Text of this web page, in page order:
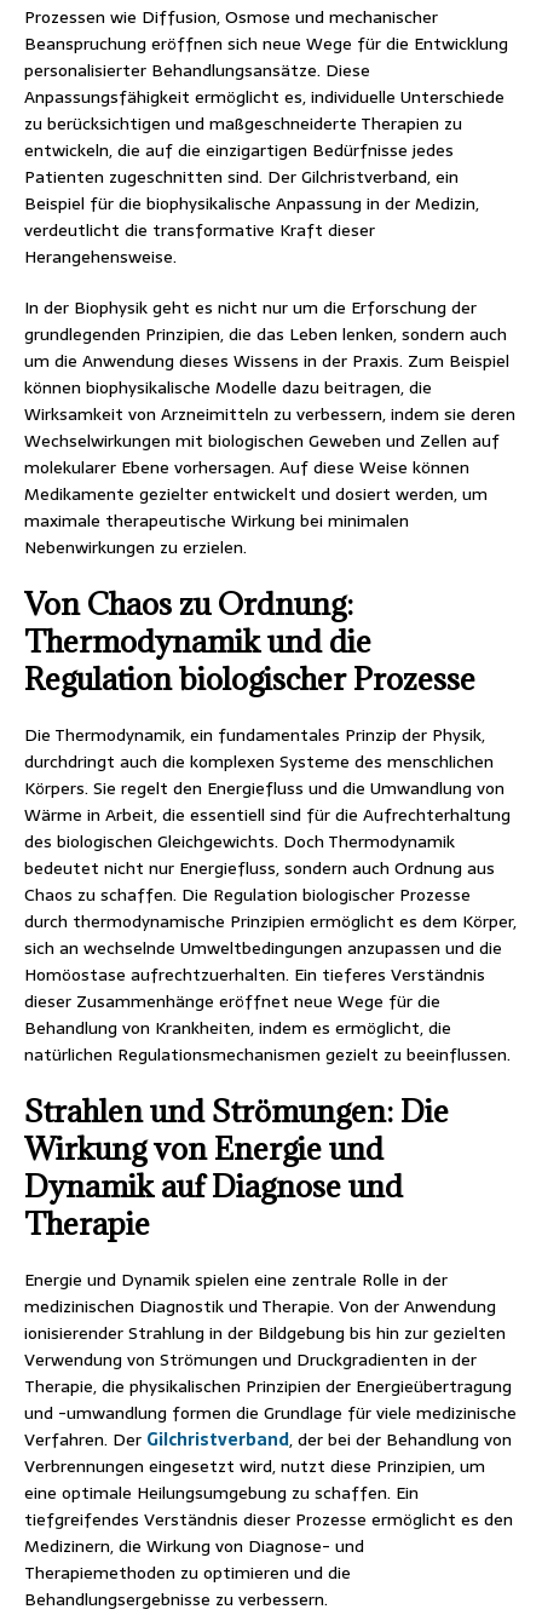
Prozessen wie Diffusion, Osmose und mechanischer
Beanspruchung eröffnen sich neue Wege für die Entwicklung
personalisierter Behandlungsansätze. Diese
Anpassungsfähigkeit ermöglicht es, individuelle Unterschiede
zu berücksichtigen und maßgeschneiderte Therapien zu
entwickeln, die auf die einzigartigen Bedürfnisse jedes
Patienten zugeschnitten sind. Der Gilchristverband, ein
Beispiel für die biophysikalische Anpassung in der Medizin,
verdeutlicht die transformative Kraft dieser
Herangehensweise.
In der Biophysik geht es nicht nur um die Erforschung der
grundlegenden Prinzipien, die das Leben lenken, sondern auch
um die Anwendung dieses Wissens in der Praxis. Zum Beispiel
können biophysikalische Modelle dazu beitragen, die
Wirksamkeit von Arzneimitteln zu verbessern, indem sie deren
Wechselwirkungen mit biologischen Geweben und Zellen auf
molekularer Ebene vorhersagen. Auf diese Weise können
Medikamente gezielter entwickelt und dosiert werden, um
maximale therapeutische Wirkung bei minimalen
Nebenwirkungen zu erzielen.
Von Chaos zu Ordnung:
Thermodynamik und die
Regulation biologischer Prozesse
Die Thermodynamik, ein fundamentales Prinzip der Physik,
durchdringt auch die komplexen Systeme des menschlichen
Körpers. Sie regelt den Energiefluss und die Umwandlung von
Wärme in Arbeit, die essentiell sind für die Aufrechterhaltung
des biologischen Gleichgewichts. Doch Thermodynamik
bedeutet nicht nur Energiefluss, sondern auch Ordnung aus
Chaos zu schaffen. Die Regulation biologischer Prozesse
durch thermodynamische Prinzipien ermöglicht es dem Körper,
sich an wechselnde Umweltbedingungen anzupassen und die
Homöostase aufrechtzuerhalten. Ein tieferes Verständnis
dieser Zusammenhänge eröffnet neue Wege für die
Behandlung von Krankheiten, indem es ermöglicht, die
natürlichen Regulationsmechanismen gezielt zu beeinflussen.
Strahlen und Strömungen: Die
Wirkung von Energie und
Dynamik auf Diagnose und
Therapie
Energie und Dynamik spielen eine zentrale Rolle in der
medizinischen Diagnostik und Therapie. Von der Anwendung
ionisierender Strahlung in der Bildgebung bis hin zur gezielten
Verwendung von Strömungen und Druckgradienten in der
Therapie, die physikalischen Prinzipien der Energieübertragung
und -umwandlung formen die Grundlage für viele medizinische
Verfahren. Der Gilchristverband, der bei der Behandlung von
Verbrennungen eingesetzt wird, nutzt diese Prinzipien, um
eine optimale Heilungsumgebung zu schaffen. Ein
tiefgreifendes Verständnis dieser Prozesse ermöglicht es den
Medizinern, die Wirkung von Diagnose- und
Therapiemethoden zu optimieren und die
Behandlungsergebnisse zu verbessern.